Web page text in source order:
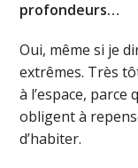
profondeurs…
Oui, même si je
extrêmes. Très
à l’espace,
obligent à
d’habiter.